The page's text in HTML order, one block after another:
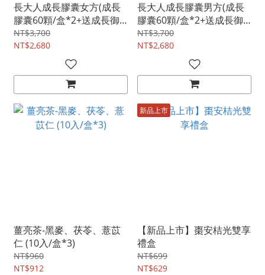
長大人成長膠囊女方(成長
膠囊60顆/盒*2+送成長御
膳包)
NT$3,700
NT$2,680
長大人成長膠囊男方(成長
膠囊60顆/盒*2+送成長御
膳包)
NT$3,700
NT$2,680
薑亮茶-黑麥、茯苓、薏苡
仁 (10入/盒*3)
NT$960
NT$912
新品上市
【新品上市】棗安桔光雙享
禮盒
NT$699
NT$629